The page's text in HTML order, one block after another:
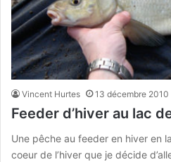
Vincent Hurtes 13 décembre 2010
Feeder d’hiver au lac
Une pêche au feeder en hiver en
coeur de l’hiver que je décide